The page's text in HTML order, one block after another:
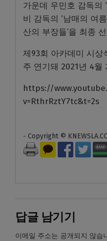
가운데 우민호 감독의
비 감독의 ‘남매의 여
산의 부장들’을 최종
제93회 아카데미 시상
주 연기돼 2021년 4월
https://
v=RthrRztY7tc&t=2s
- Copyright ©
답글 남기기
이메일 주소는 공개되지 않습